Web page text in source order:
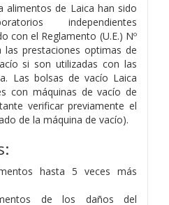
alimentos de Laica han sido
independientes
con el Reglamento (U.E.) Nº
las prestaciones optimas de
si son utilizadas con las
Las bolsas de vacío Laica
con máquinas de vacío de
verificar previamente el
de la máquina de vacío).
hasta 5 veces más
de los daños del